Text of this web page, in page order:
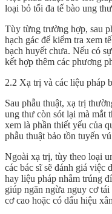
loại bỏ tối đa tế bào ung
Tùy từng trường hợp, sau
hạch gác để kiểm tra xem
bạch huyết chưa. Nếu có
kết hợp thêm các phương
2.2 Xạ trị và các liệu pháp
Sau phẫu thuật, xạ trị
ung thư còn sót lại mà mắt
xem là phần thiết yếu của
phẫu thuật bảo tồn tuyến
Ngoài xạ trị, tùy theo loại
các bác sĩ sẽ đánh giá việc
hay liệu pháp nhắm trúng
giúp ngăn ngừa nguy cơ
cơ cao hoặc có dấu hiệu